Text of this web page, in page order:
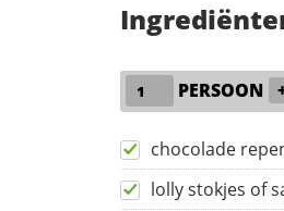
PERSOON
chocolade
lolly stokjes of